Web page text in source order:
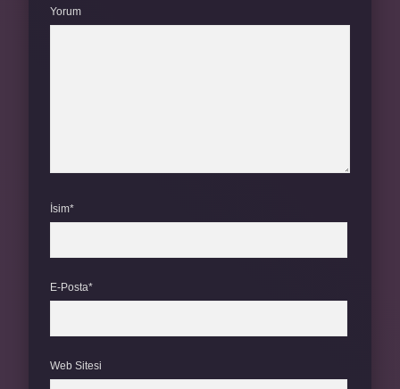
Yorum
İsim*
E-Posta*
Web Sitesi